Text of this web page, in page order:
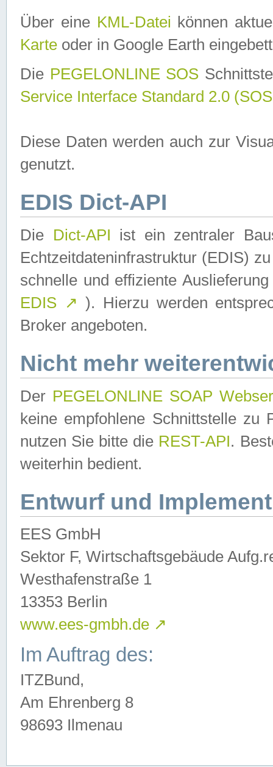
Über eine KML-Datei können
Karte oder in Google Earth
Die PEGELONLINE SOS
Service Interface Standard 2.0
Diese Daten werden auch zur
genutzt.
EDIS Dict-API
Die Dict-API ist ein zentraler
Echtzeitdateninfrastruktur (EDIS)
schnelle und effiziente
EDIS ↗ ). Hierzu werden
Broker angeboten.
Nicht mehr
Der PEGELONLINE SOAP
keine empfohlene Schnittstelle zu
nutzen Sie bitte die REST-API.
weiterhin bedient.
Entwurf und
EES GmbH
Sektor F, Wirtschaftsgebäude
Westhafenstraße 1
13353 Berlin
www.ees-gmbh.de ↗
Im Auftrag des:
ITZBund,
Am Ehrenberg 8
98693 Ilmenau